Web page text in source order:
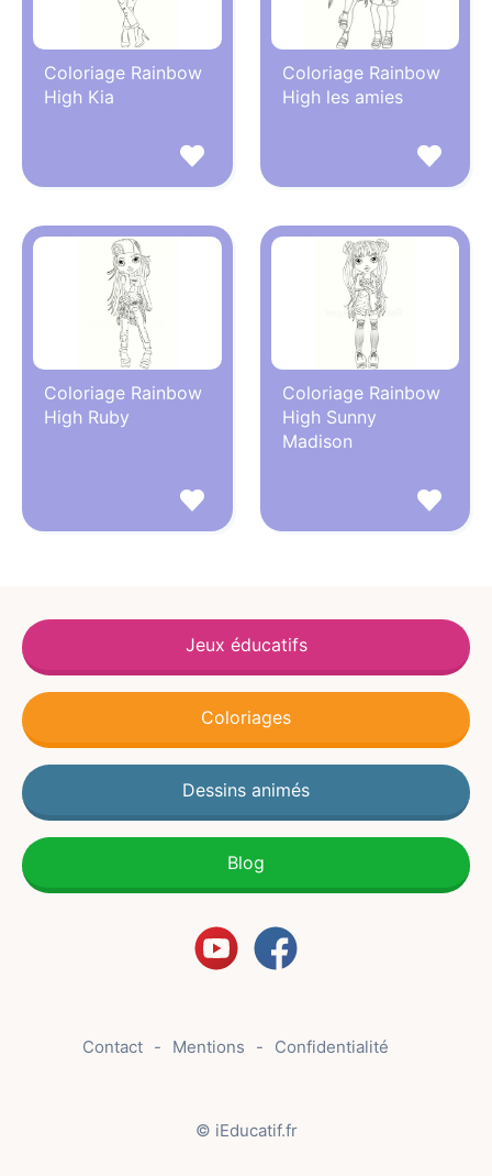
Coloriage Rainbow
High Kia
Coloriage Rainbow
High les amies
Coloriage Rainbow
High Ruby
Coloriage Rainbow
High Sunny
Madison
Jeux éducatifs
Coloriages
Dessins animés
Blog
Contact Mentions Confidentialité
© iEducatif.fr